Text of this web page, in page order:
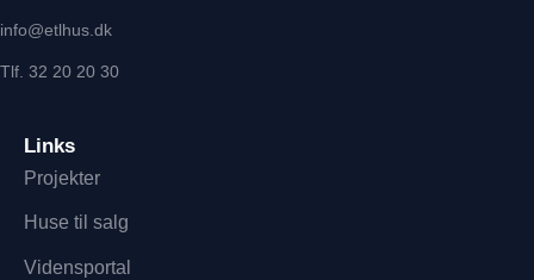
info@etlhus.dk
Tlf. 32 20 20 30
Links
Projekter
Huse til salg
Vidensportal